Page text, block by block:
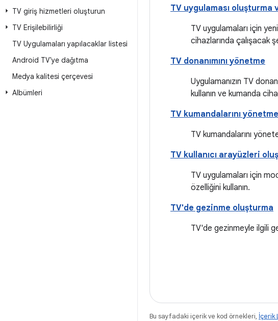
TV giriş hizmetleri oluşturun
TV Erişilebilirliği
TV Uygulamaları yapılacaklar listesi
Android TV'ye dağıtma
Medya kalitesi çerçevesi
Albümleri
TV uygulaması oluşturma
TV uygulamaları için
cihazlarında çalışacak
TV donanımını yönetme
Uygulamanızın TV
kullanın ve kumanda
TV kumandalarını yönetme
TV kumandalarını
TV kullanıcı arayüzleri
TV uygulamaları için
özelliğini kullanın.
TV'de gezinme oluşturma
TV'de gezinmeyle ilgili
Bu sayfadaki içerik ve kod örnekleri, İçerik